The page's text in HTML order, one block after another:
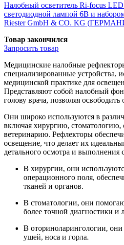
Налобный осветитель Ri-focus
светодиодной лампой 6В и
Riester GmbH & CO. KG
Товар закончился
Запросить товар
Медицинские налобные
специализированные устройства,
медицинской практике для
Представляют собой налобный
голову врача, позволяя
Они широко используются в
включая хирургию,
ветеринарию. Рефлекторы
освещение, что делает их
детального осмотра и
В хирургии, они
операционного поля,
тканей и органов.
В стоматологии, они
более точной диагностики и
В оториноларингологии, они
ушей, носа и горла.